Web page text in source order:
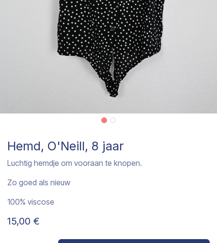
Hemd, O'Neill, 8 jaar
Luchtig hemdje om vooraan te knopen.
Zo goed als nieuw
100% viscose
15,00 €